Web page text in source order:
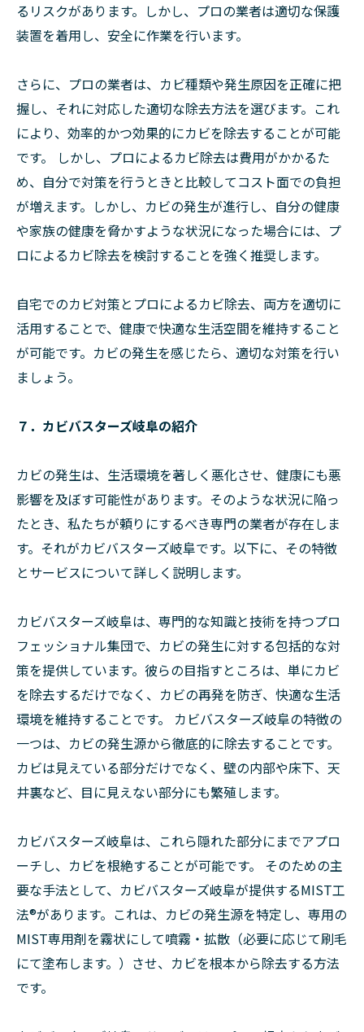
るリスクがあります。しかし、プロの業者は適切な保護
装置を着用し、安全に作業を行います。
さらに、プロの業者は、カビ種類や発生原因を正確に把
握し、それに対応した適切な除去方法を選びます。これ
により、効率的かつ効果的にカビを除去することが可能
です。 しかし、プロによるカビ除去は費用がかかるた
め、自分で対策を行うときと比較してコスト面での負担
が増えます。しかし、カビの発生が進行し、自分の健康
や家族の健康を脅かすような状況になった場合には、プ
ロによるカビ除去を検討することを強く推奨します。
自宅でのカビ対策とプロによるカビ除去、両方を適切に
活用することで、健康で快適な生活空間を維持すること
が可能です。カビの発生を感じたら、適切な対策を行い
ましょう。
７．カビバスターズ岐阜の紹介
カビの発生は、生活環境を著しく悪化させ、健康にも悪
影響を及ぼす可能性があります。そのような状況に陥っ
たとき、私たちが頼りにするべき専門の業者が存在しま
す。それがカビバスターズ岐阜です。以下に、その特徴
とサービスについて詳しく説明します。
カビバスターズ岐阜は、専門的な知識と技術を持つプロ
フェッショナル集団で、カビの発生に対する包括的な対
策を提供しています。彼らの目指すところは、単にカビ
を除去するだけでなく、カビの再発を防ぎ、快適な生活
環境を維持することです。 カビバスターズ岐阜の特徴の
一つは、カビの発生源から徹底的に除去することです。
カビは見えている部分だけでなく、壁の内部や床下、天
井裏など、目に見えない部分にも繁殖します。
カビバスターズ岐阜は、これら隠れた部分にまでアプロ
ーチし、カビを根絶することが可能です。 そのための主
要な手法として、カビバスターズ岐阜が提供するMIST工
法®があります。これは、カビの発生源を特定し、専用の
MIST専用剤を霧状にして噴霧・拡散（必要に応じて刷毛
にて塗布します。）させ、カビを根本から除去する方法
です。